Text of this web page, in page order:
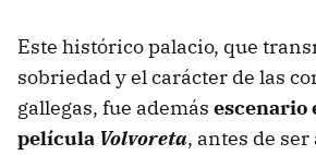
Este histórico palacio, que
sobriedad y el carácter de las
gallegas, fue además escenario
película Volvoreta, antes de